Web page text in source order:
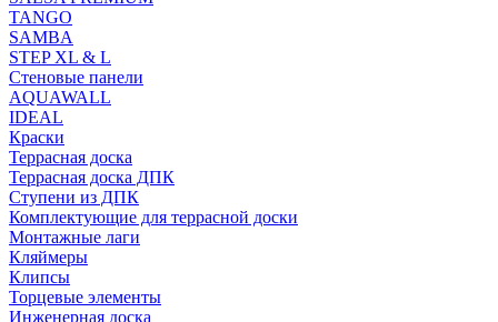
TANGO
SAMBA
STEP XL & L
Стеновые панели
AQUAWALL
IDEAL
Краски
Террасная доска
Террасная доска ДПК
Ступени из ДПК
Комплектующие для террасной доски
Монтажные лаги
Кляймеры
Клипсы
Торцевые элементы
Инженерная доска